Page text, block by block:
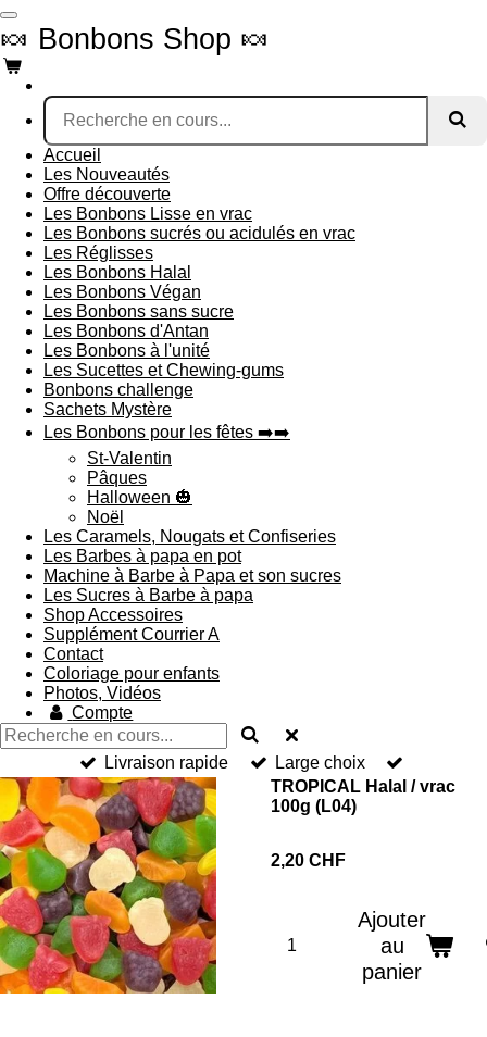
Passer
au
contenu
principal
🍬 Bonbons Shop 🍬
Accueil
Les Nouveautés
Offre découverte
Les Bonbons Lisse en vrac
Les Bonbons sucrés ou acidulés en vrac
Les Réglisses
Les Bonbons Halal
Les Bonbons Végan
Les Bonbons sans sucre
Les Bonbons d'Antan
Les Bonbons à l'unité
Les Sucettes et Chewing-gums
Bonbons challenge
Sachets Mystère
Les Bonbons pour les fêtes ➡️➡️
St-Valentin
Pâques
Halloween 🎃
Noël
Les Caramels, Nougats et Confiseries
Les Barbes à papa en pot
Machine à Barbe à Papa et son sucres
Les Sucres à Barbe à papa
Shop Accessoires
Supplément Courrier A
Contact
Coloriage pour enfants
Photos, Vidéos
Compte
Livraison rapide
Large choix
TROPICAL Halal / vrac
100g (L04)
2,20 CHF
Ajouter
au
panier